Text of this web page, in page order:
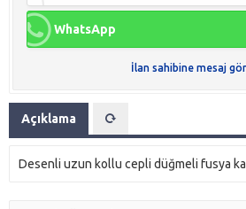
WhatsApp
İlan sahibine mesaj
Açıklama
Desenli uzun kollu cepli düğmeli fusya